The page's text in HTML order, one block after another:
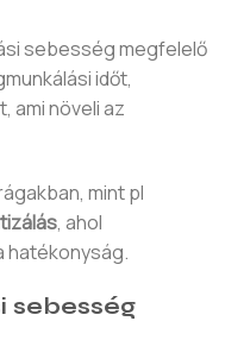
sebesség megfelelő
időt,
ami növeli az
mint pl
, ahol
hatékonyság.
sebesség